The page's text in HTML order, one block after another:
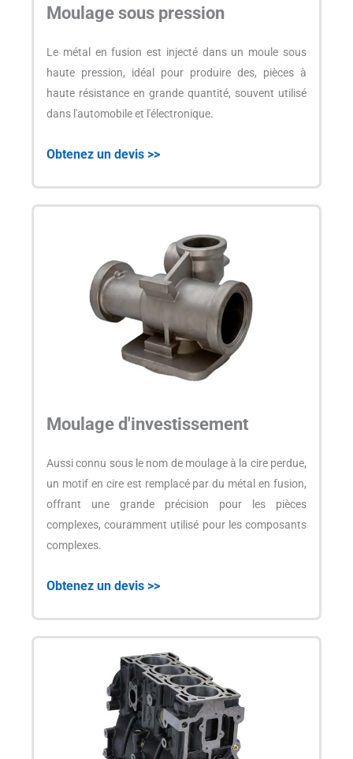
Moulage sous pression
Le métal en fusion est injecté dans un moule sous
haute pression, idéal pour produire des, pièces à
haute résistance en grande quantité, souvent utilisé
dans l'automobile et l'électronique.
Obtenez un devis >>
Moulage d'investissement
Aussi connu sous le nom de moulage à la cire perdue,
un motif en cire est remplacé par du métal en fusion,
offrant une grande précision pour les pièces
complexes, couramment utilisé pour les composants
complexes.
Obtenez un devis >>